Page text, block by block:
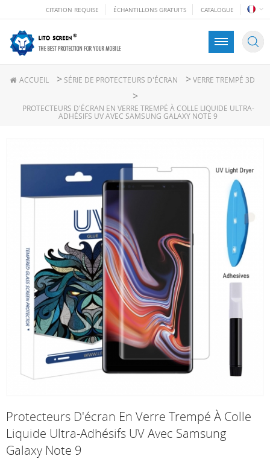
CITATION REQUISE ÉCHANTILLONS GRATUITS CATALOGUE
ACCUEIL > SÉRIE DE PROTECTEURS D'ÉCRAN > VERRE TREMPÉ 3D
>
PROTECTEURS D'ÉCRAN EN VERRE TREMPÉ À COLLE LIQUIDE ULTRA-
ADHÉSIFS UV AVEC SAMSUNG GALAXY NOTE 9
Protecteurs D'écran En Verre Trempé À Colle
Liquide Ultra-Adhésifs UV Avec Samsung
Galaxy Note 9